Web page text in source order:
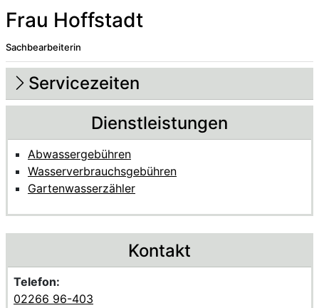
Frau Hoffstadt
Sachbearbeiterin
Beschreibung
Beschreibung Intern
Servicezeiten
Dienstleistungen
Abwassergebühren
Wasserverbrauchsgebühren
Gartenwasserzähler
Kontakt
Telefon:
02266 96-403